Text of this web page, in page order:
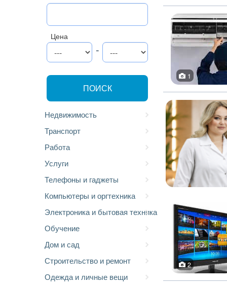
Цена
-
ПОИСК
Недвижимость
Транспорт
Работа
Услуги
Телефоны и гаджеты
Компьютеры и оргтехника
Электроника и бытовая техника
Обучение
Дом и сад
Строительство и ремонт
Одежда и личные вещи
1
2